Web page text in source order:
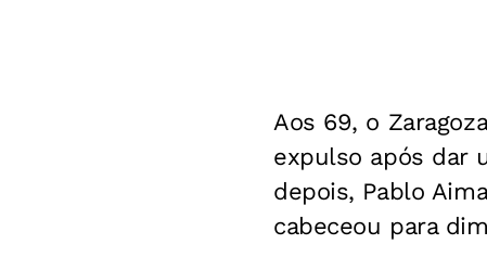
Aos 69, o
expulso após dar
depois, Pablo
cabeceou para